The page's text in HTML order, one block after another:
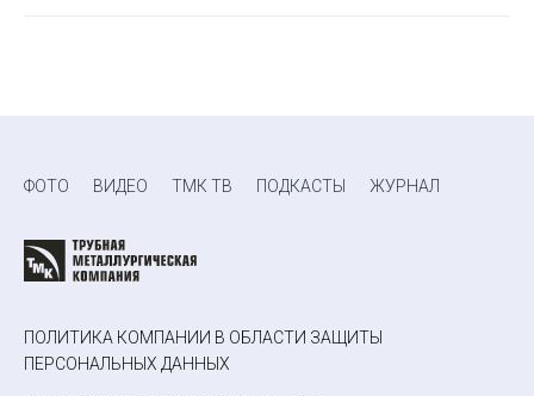
ФОТО ВИДЕО ТМК ТВ ПОДКАСТЫ ЖУРНАЛ
ПОЛИТИКА КОМПАНИИ В ОБЛАСТИ ЗАЩИТЫ
ПЕРСОНАЛЬНЫХ ДАННЫХ